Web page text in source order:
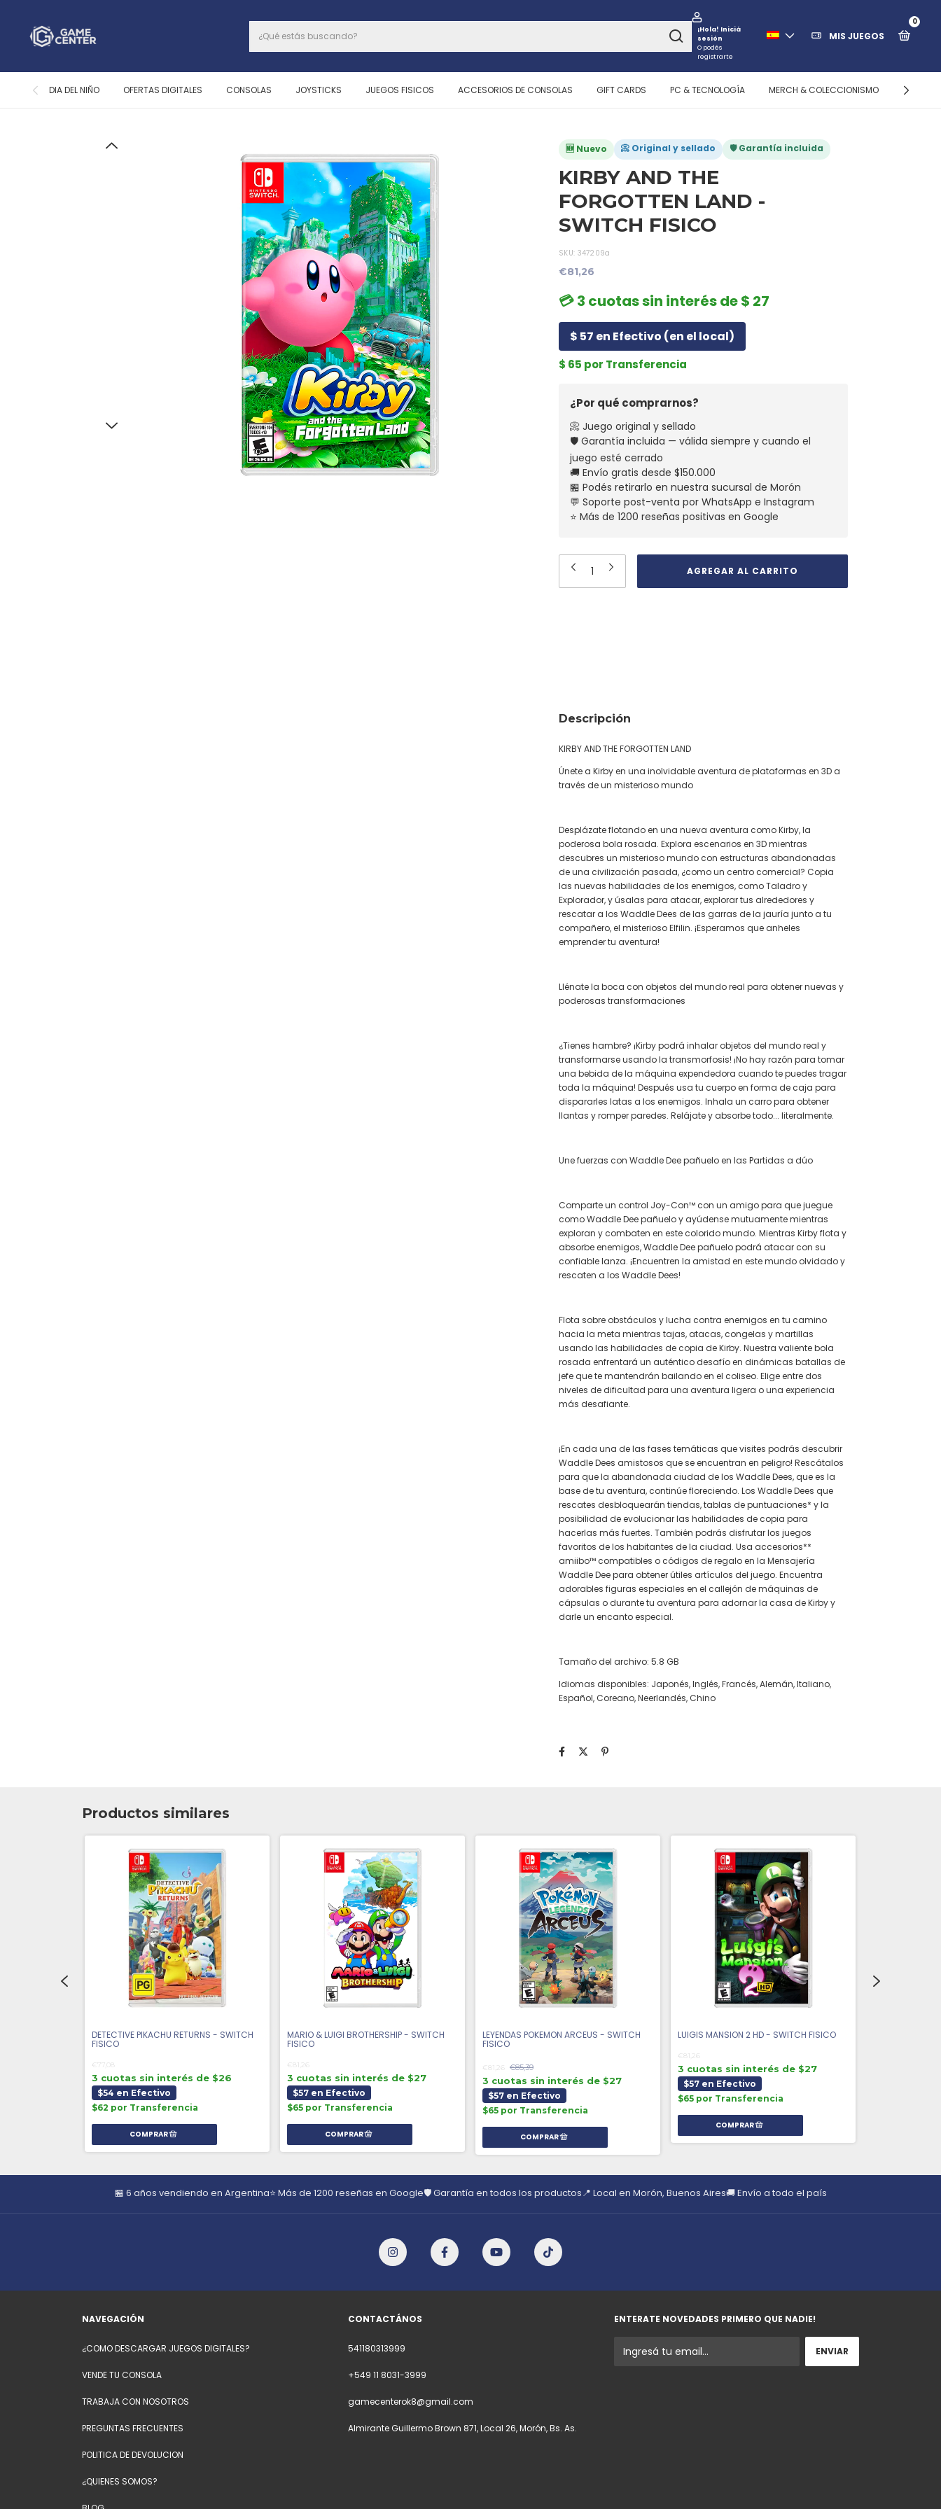
¡Hola! Iniciá
sesión
O podés
registrarte
MIS JUEGOS
0
DIA DEL NIÑO OFERTAS DIGITALES CONSOLAS JOYSTICKS JUEGOS FISICOS ACCESORIOS DE CONSOLAS GIFT CARDS PC & TECNOLOGÍA MERCH & COLECCIONISMO
🆕 Nuevo 📀 Original y sellado 🛡️ Garantía incluida
KIRBY AND THE
FORGOTTEN LAND -
SWITCH FISICO
SKU: 347209a
€81,26
💳 3 cuotas sin interés de $ 27
$ 57 en Efectivo (en el local)
$ 65 por Transferencia
¿Por qué comprarnos?
📀 Juego original y sellado
🛡️ Garantía incluida — válida siempre y cuando el
juego esté cerrado
🚚 Envío gratis desde $150.000
🏪 Podés retirarlo en nuestra sucursal de Morón
💬 Soporte post-venta por WhatsApp e Instagram
⭐ Más de 1200 reseñas positivas en Google
Descripción
KIRBY AND THE FORGOTTEN LAND
Únete a Kirby en una inolvidable aventura de plataformas en 3D a
través de un misterioso mundo
Desplázate flotando en una nueva aventura como Kirby, la
poderosa bola rosada. Explora escenarios en 3D mientras
descubres un misterioso mundo con estructuras abandonadas
de una civilización pasada, ¿como un centro comercial? Copia
las nuevas habilidades de los enemigos, como Taladro y
Explorador, y úsalas para atacar, explorar tus alrededores y
rescatar a los Waddle Dees de las garras de la jauría junto a tu
compañero, el misterioso Elfilin. ¡Esperamos que anheles
emprender tu aventura!
Llénate la boca con objetos del mundo real para obtener nuevas y
poderosas transformaciones
¿Tienes hambre? ¡Kirby podrá inhalar objetos del mundo real y
transformarse usando la transmorfosis! ¡No hay razón para tomar
una bebida de la máquina expendedora cuando te puedes tragar
toda la máquina! Después usa tu cuerpo en forma de caja para
dispararles latas a los enemigos. Inhala un carro para obtener
llantas y romper paredes. Relájate y absorbe todo... literalmente.
Une fuerzas con Waddle Dee pañuelo en las Partidas a dúo
Comparte un control Joy-Con™ con un amigo para que juegue
como Waddle Dee pañuelo y ayúdense mutuamente mientras
exploran y combaten en este colorido mundo. Mientras Kirby flota y
absorbe enemigos, Waddle Dee pañuelo podrá atacar con su
confiable lanza. ¡Encuentren la amistad en este mundo olvidado y
rescaten a los Waddle Dees!
Flota sobre obstáculos y lucha contra enemigos en tu camino
hacia la meta mientras tajas, atacas, congelas y martillas
usando las habilidades de copia de Kirby. Nuestra valiente bola
rosada enfrentará un auténtico desafío en dinámicas batallas de
jefe que te mantendrán bailando en el coliseo. Elige entre dos
niveles de dificultad para una aventura ligera o una experiencia
más desafiante.
¡En cada una de las fases temáticas que visites podrás descubrir
Waddle Dees amistosos que se encuentran en peligro! Rescátalos
para que la abandonada ciudad de los Waddle Dees, que es la
base de tu aventura, continúe floreciendo. Los Waddle Dees que
rescates desbloquearán tiendas, tablas de puntuaciones* y la
posibilidad de evolucionar las habilidades de copia para
hacerlas más fuertes. También podrás disfrutar los juegos
favoritos de los habitantes de la ciudad. Usa accesorios**
amiibo™ compatibles o códigos de regalo en la Mensajería
Waddle Dee para obtener útiles artículos del juego. Encuentra
adorables figuras especiales en el callejón de máquinas de
cápsulas o durante tu aventura para adornar la casa de Kirby y
darle un encanto especial.
Tamaño del archivo: 5.8 GB
Idiomas disponibles: Japonés, Inglés, Francés, Alemán, Italiano,
Español, Coreano, Neerlandés, Chino
Productos similares
DETECTIVE PIKACHU RETURNS - SWITCH
FISICO
€77,08
3 cuotas sin interés de $26
$54 en Efectivo
$62 por Transferencia
MARIO & LUIGI BROTHERSHIP - SWITCH
FISICO
€81,26
3 cuotas sin interés de $27
$57 en Efectivo
$65 por Transferencia
LEYENDAS POKEMON ARCEUS - SWITCH
FISICO
€81,26 €85,39
3 cuotas sin interés de $27
$57 en Efectivo
$65 por Transferencia
LUIGIS MANSION 2 HD - SWITCH FISICO
€81,26
3 cuotas sin interés de $27
$57 en Efectivo
$65 por Transferencia
🏪 6 años vendiendo en Argentina⭐ Más de 1200 reseñas en Google🛡️ Garantía en todos los productos📍 Local en Morón, Buenos Aires🚚 Envío a todo el país
NAVEGACIÓN
¿COMO DESCARGAR JUEGOS DIGITALES?
VENDE TU CONSOLA
TRABAJA CON NOSOTROS
PREGUNTAS FRECUENTES
POLITICA DE DEVOLUCION
¿QUIENES SOMOS?
CONTACTÁNOS
541180313999
+549 11 8031-3999
gamecenterok8@gmail.com
Almirante Guillermo Brown 871, Local 26, Morón, Bs. As.
ENTERATE NOVEDADES PRIMERO QUE NADIE!